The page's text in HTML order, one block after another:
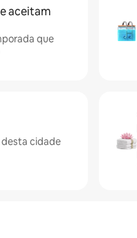
aceitam
que
desta cidade